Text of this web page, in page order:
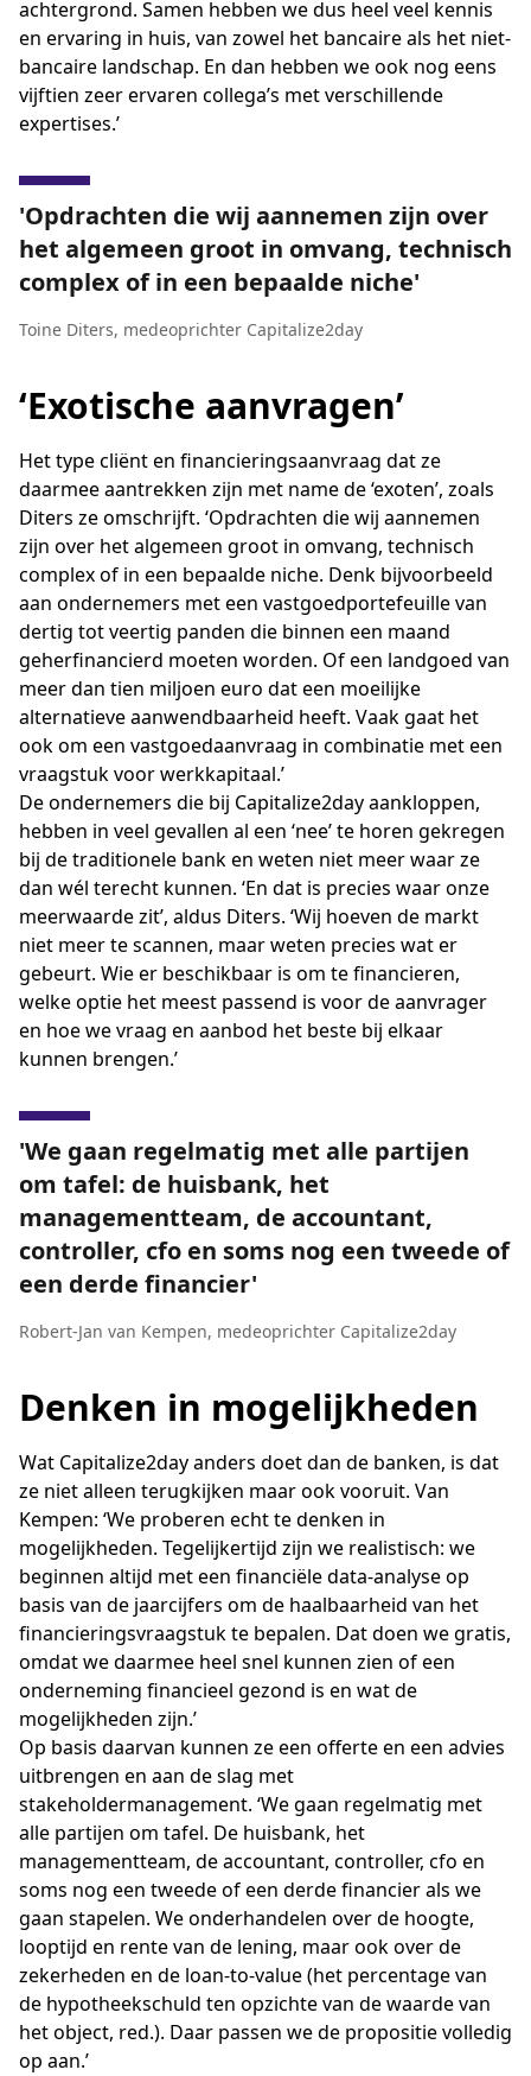
achtergrond. Samen hebben we dus heel veel kennis
en ervaring in huis, van zowel het bancaire als het niet-
bancaire landschap. En dan hebben we ook nog eens
vijftien zeer ervaren collega’s met verschillende
expertises.’
Opdrachten die wij aannemen zijn over
het algemeen groot in omvang, technisch
complex of in een bepaalde niche
Toine Diters, medeoprichter Capitalize2day
‘Exotische aanvragen’
Het type cliënt en financieringsaanvraag dat ze
daarmee aantrekken zijn met name de ‘exoten’, zoals
Diters ze omschrijft. ‘Opdrachten die wij aannemen
zijn over het algemeen groot in omvang, technisch
complex of in een bepaalde niche. Denk bijvoorbeeld
aan ondernemers met een vastgoedportefeuille van
dertig tot veertig panden die binnen een maand
geherfinancierd moeten worden. Of een landgoed van
meer dan tien miljoen euro dat een moeilijke
alternatieve aanwendbaarheid heeft. Vaak gaat het
ook om een vastgoedaanvraag in combinatie met een
vraagstuk voor werkkapitaal.’
De ondernemers die bij Capitalize2day aankloppen,
hebben in veel gevallen al een ‘nee’ te horen gekregen
bij de traditionele bank en weten niet meer waar ze
dan wél terecht kunnen. ‘En dat is precies waar onze
meerwaarde zit’, aldus Diters. ‘Wij hoeven de markt
niet meer te scannen, maar weten precies wat er
gebeurt. Wie er beschikbaar is om te financieren,
welke optie het meest passend is voor de aanvrager
en hoe we vraag en aanbod het beste bij elkaar
kunnen brengen.’
We gaan regelmatig met alle partijen
om tafel: de huisbank, het
managementteam, de accountant,
controller, cfo en soms nog een tweede of
een derde financier
Robert-Jan van Kempen, medeoprichter Capitalize2day
Denken in mogelijkheden
Wat Capitalize2day anders doet dan de banken, is dat
ze niet alleen terugkijken maar ook vooruit. Van
Kempen: ‘We proberen echt te denken in
mogelijkheden. Tegelijkertijd zijn we realistisch: we
beginnen altijd met een financiële data-analyse op
basis van de jaarcijfers om de haalbaarheid van het
financieringsvraagstuk te bepalen. Dat doen we gratis,
omdat we daarmee heel snel kunnen zien of een
onderneming financieel gezond is en wat de
mogelijkheden zijn.’
Op basis daarvan kunnen ze een offerte en een advies
uitbrengen en aan de slag met
stakeholdermanagement. ‘We gaan regelmatig met
alle partijen om tafel. De huisbank, het
managementteam, de accountant, controller, cfo en
soms nog een tweede of een derde financier als we
gaan stapelen. We onderhandelen over de hoogte,
looptijd en rente van de lening, maar ook over de
zekerheden en de loan-to-value (het percentage van
de hypotheekschuld ten opzichte van de waarde van
het object, red.). Daar passen we de propositie volledig
op aan.’